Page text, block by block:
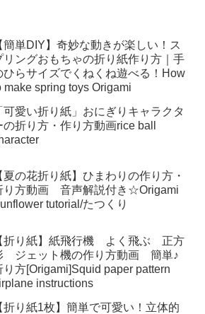
簡単DIY】奇妙な動きが楽しい！ス
リングおもちゃの折り紙作り方｜手
ひらサイズでくねくね遊べる！How
make spring toys Origami
可愛い折り紙」おにぎりキャラクタ
の折り方・作り方動画rice ball
夏の花折り紙】ひまわりの作り方・
り方動画 音声解説付き☆Origami
tutorial/たつくり
折り紙】紙飛行機 よく飛ぶ 正方
ジェット機の作り方動画 簡単♪
り方[Origami]Squid paper pattern
instructions
折り紙1枚】簡単で可愛い！立体的